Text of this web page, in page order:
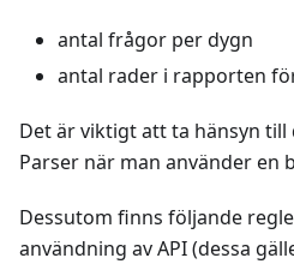
antal frågor per dygn
antal rader i rapporten
Det är viktigt att ta hänsyn till
Parser när man använder en
Dessutom finns följande
användning av API (dessa